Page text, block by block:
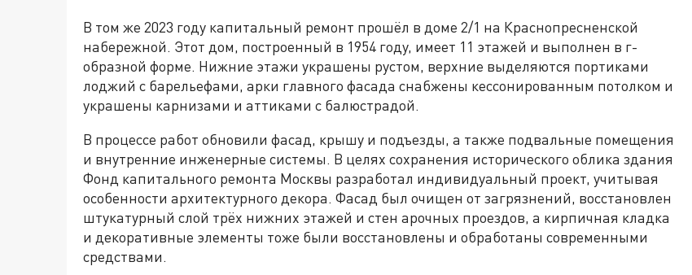
В том же 2023 году капитальный ремонт прошёл в доме 2/1 на Краснопресненской
набережной. Этот дом, построенный в 1954 году, имеет 11 этажей и выполнен в г-
образной форме. Нижние этажи украшены рустом, верхние выделяются портиками
лоджий с барельефами, арки главного фасада снабжены кессонированным потолком и
украшены карнизами и аттиками с балюстрадой.
В процессе работ обновили фасад, крышу и подъезды, а также подвальные помещения
и внутренние инженерные системы. В целях сохранения исторического облика здания
Фонд капитального ремонта Москвы разработал индивидуальный проект, учитывая
особенности архитектурного декора. Фасад был очищен от загрязнений, восстановлен
штукатурный слой трёх нижних этажей и стен арочных проездов, а кирпичная кладка
и декоративные элементы тоже были восстановлены и обработаны современными
средствами.